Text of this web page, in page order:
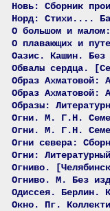
Новь: Сборник
Норд: Стихи....
О большом и
О плавающих и
Оазис. Кашин. Без
Обвалы сердца.
Образ Ахматовой:
Образ Ахматовой:
Образы:
Огни. М. Г.Н.
Огни. М. Г.Н.
Огни севера:
Огни:
Огниво.
Огниво. М. Без
Одиссея. Берлин.
Окно. Пг.